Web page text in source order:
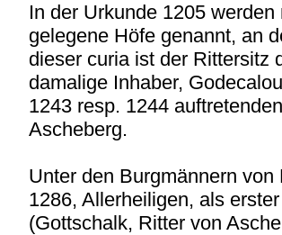
In der Urkunde 1205
gelegene Höfe genannt, an
dieser curia ist der Rittersitz
damalige Inhaber,
1243 resp. 1244
Ascheberg.
Unter den Burgmännern
1286, Allerheiligen, als
(Gottschalk, Ritter von